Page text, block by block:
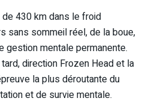
de 430 km dans le froid
sans sommeil réel, de la boue,
gestion mentale permanente.
direction Frozen Head et la
la plus déroutante du
et de survie mentale.